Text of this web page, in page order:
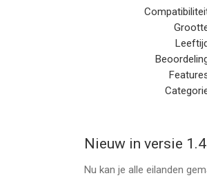
Voor vragen of
Mail naar ios@usm.de
We kijken uit naar je
Voor meer informatie
*****
--
Nieuw in versie 1.4
Nu kan je alle eilanden